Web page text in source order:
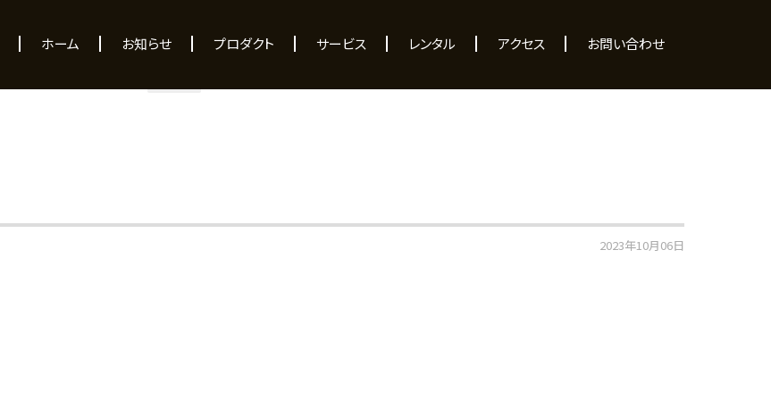
ホーム お知らせ プロダクト サービス レンタル アクセス お問い合わせ
NEWS
2023年10月06日